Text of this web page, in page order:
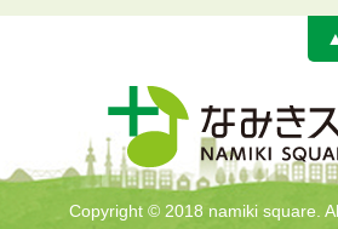
Copyright © 2018 namiki square.